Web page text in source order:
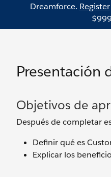
Dreamforce. Register
Presentación
Objetivos de
Después de completar
Definir qué es
Explicar los